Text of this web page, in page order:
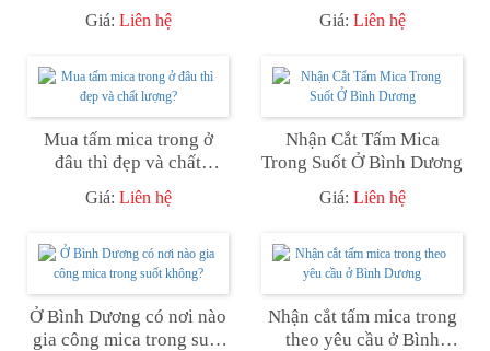
Giá: Liên hệ Giá: Liên hệ
Mua tấm mica trong ở
đâu thì đẹp và chất
lượng?
Giá: Liên hệ
Nhận Cắt Tấm Mica
Trong Suốt Ở Bình Dương
Giá: Liên hệ
Ở Bình Dương có nơi nào
gia công mica trong suốt
Nhận cắt tấm mica trong
theo yêu cầu ở Bình